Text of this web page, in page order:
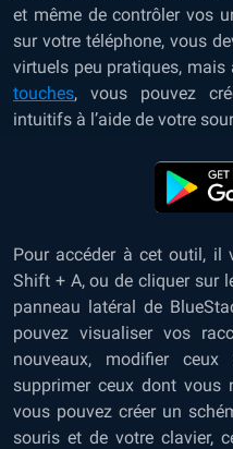
et même de contrôler vos
sur votre téléphone, vous
virtuels peu pratiques, mais
touches, vous pouvez
intuitifs à l’aide de votre
Pour accéder à cet outil, il
Shift + A, ou de cliquer sur
panneau latéral de
pouvez visualiser vos
nouveaux, modifier
supprimer ceux dont vous
vous pouvez créer un
souris et de votre clavier,